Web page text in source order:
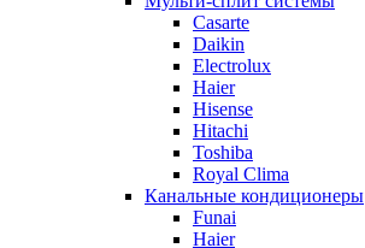
Casarte
Daikin
Electrolux
Haier
Hisense
Hitachi
Toshiba
Royal Clima
Канальные кондиционеры
Funai
Haier